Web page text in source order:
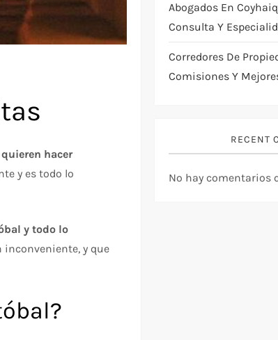
hacer
y es todo lo
y todo lo
y que
Abogados En
Consulta Y
Corredores De
Comisiones Y
RECENT
No hay comentarios